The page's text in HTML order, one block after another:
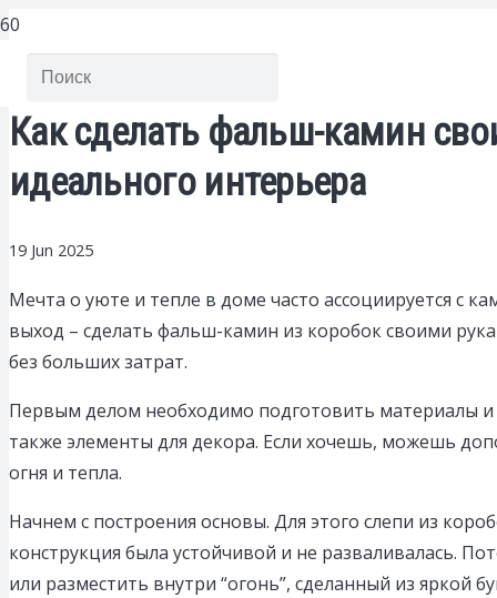
Как сделать фальш-камин
идеального интерьера
19 Jun 2025
Мечта о уюте и тепле в доме часто ассоциируется с
выход – сделать фальш-камин из коробок своими
без больших затрат.
Первым делом необходимо подготовить материалы и
также элементы для декора. Если хочешь, можешь
огня и тепла.
Начнем с построения основы. Для этого слепи из
конструкция была устойчивой и не разваливалась.
или разместить внутри “огонь”, сделанный из яркой